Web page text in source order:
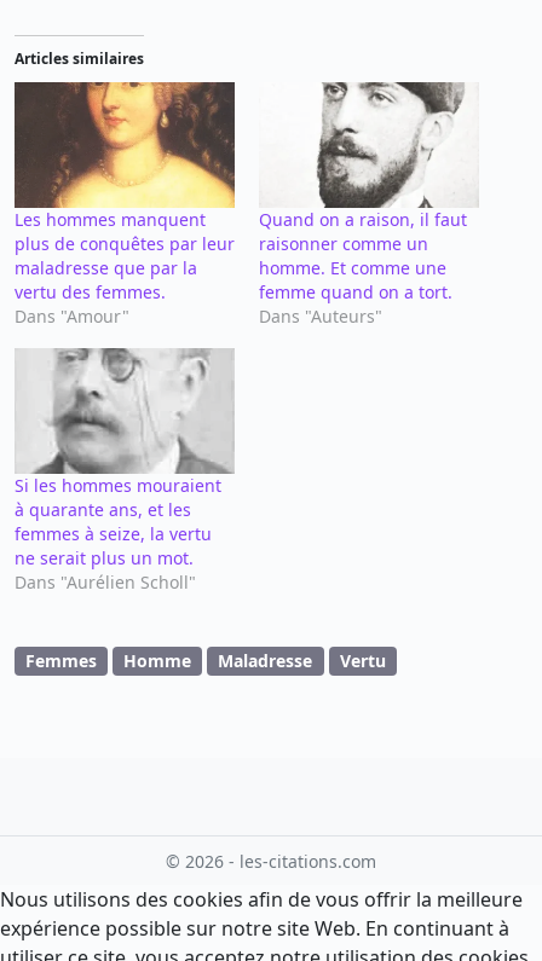
Articles similaires
Les hommes manquent
plus de conquêtes par leur
maladresse que par la
vertu des femmes.
Dans "Amour"
Quand on a raison, il faut
raisonner comme un
homme. Et comme une
femme quand on a tort.
Dans "Auteurs"
Si les hommes mouraient
à quarante ans, et les
femmes à seize, la vertu
ne serait plus un mot.
Dans "Aurélien Scholl"
Femmes Homme Maladresse Vertu
© 2026 - les-citations.com
Nous utilisons des cookies afin de vous offrir la meilleure
expérience possible sur notre site Web. En continuant à